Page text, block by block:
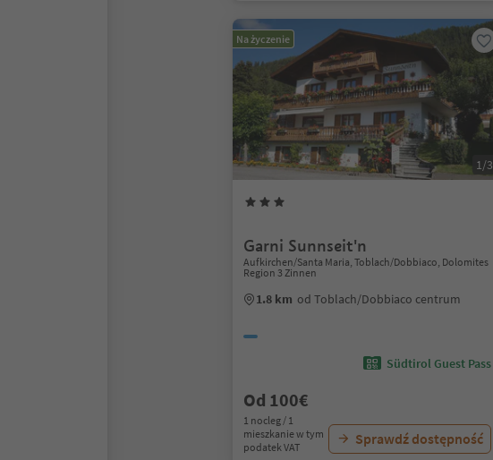
Na życzenie
1/3
Garni Sunnseit'n
Aufkirchen/Santa Maria, Toblach/Dobbiaco, Dolomites
Region 3 Zinnen
1.8 km od Toblach/Dobbiaco centrum
Südtirol Guest Pass
Od 100€
1 nocleg / 1
mieszkanie w tym
podatek VAT
Sprawdź dostępność